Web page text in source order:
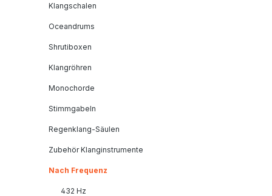
Klangschalen
Oceandrums
Shrutiboxen
Klangröhren
Monochorde
Stimmgabeln
Regenklang-Säulen
Zubehör Klanginstrumente
Nach Frequenz
432 Hz